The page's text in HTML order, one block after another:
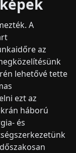
A
az
lehetővé tette
ezt az
háború
és